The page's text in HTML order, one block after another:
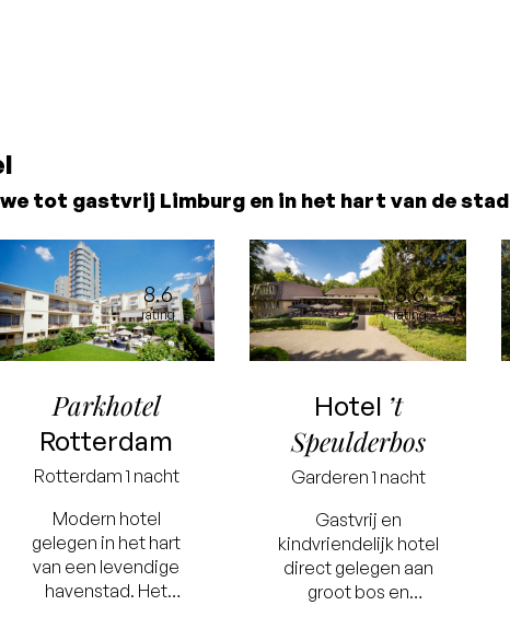
tot gastvrij Limburg en in het hart van de stad
8.6
rating
Parkhotel
Rotterdam
Rotterdam1 nacht
Modern hotel
gelegen in het hart
van een levendige
havenstad. Het
8.6
rating
Hotel ’t
Speulderbos
Garderen1 nacht
Gastvrij en
kindvriendelijk hotel
direct gelegen aan
groot bos en